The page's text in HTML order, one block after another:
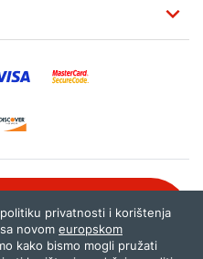
privatnosti i korištenja
novom europskom
kako bismo mogli pružati